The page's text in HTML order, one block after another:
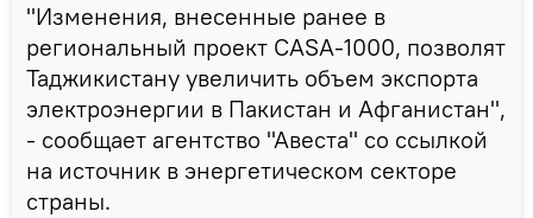
"Изменения, внесенные ранее в
региональный проект CASA-1000, позволят
Таджикистану увеличить объем экспорта
электроэнергии в Пакистан и Афганистан",
- сообщает агентство "Авеста" со ссылкой
на источник в энергетическом секторе
страны.